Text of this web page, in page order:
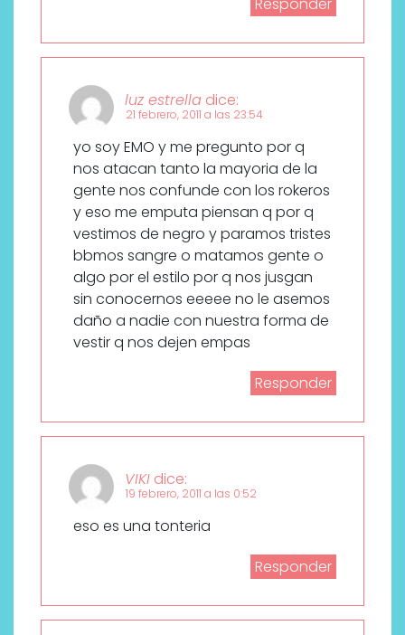
luz estrella dice:
21 febrero, 2011 a las 23:54
yo soy EMO y me pregunto por q
nos atacan tanto la mayoria de la
gente nos confunde con los rokeros
y eso me emputa piensan q por q
vestimos de negro y paramos tristes
bbmos sangre o matamos gente o
algo por el estilo por q nos jusgan
sin conocernos eeeee no le asemos
daño a nadie con nuestra forma de
vestir q nos dejen empas
Responder
VIKI dice:
19 febrero, 2011 a las 0:52
eso es una tonteria
Responder